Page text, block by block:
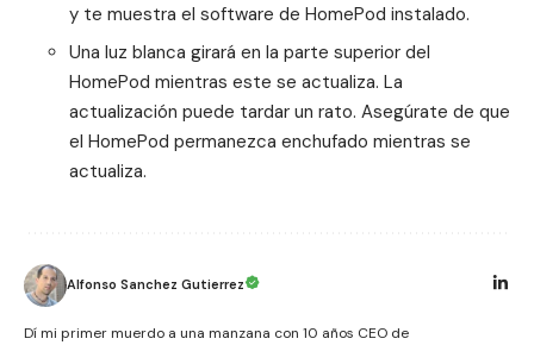
y te muestra el software de HomePod instalado.
Una luz blanca girará en la parte superior del
HomePod mientras este se actualiza. La
actualización puede tardar un rato. Asegúrate de que
el HomePod permanezca enchufado mientras se
actualiza.
Alfonso Sanchez Gutierrez
Dí mi primer muerdo a una manzana con 10 años CEO de